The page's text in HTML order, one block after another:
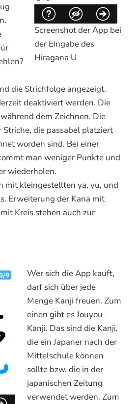
Screenshot der App bei
der Eingabe des
Hiragana U
die Strichfolge angezeigt.
deaktiviert werden. Die
dem Zeichnen. Die
die passabel platziert
worden sind. Bei einer
man weniger Punkte und
wiederholen.
mit kleingestellten ya, yu, und
Erweiterung der Kana mit
Kreis stehen auch zur
Wer sich die App kauft,
darf sich über jede
Menge Kanji freuen. Zum
einen gibt es Jouyou-
Kanji. Das sind die Kanji,
die ein Japaner nach der
Mittelschule können
sollte bzw. die in der
japanischen Zeitung
verwendet werden. Zum